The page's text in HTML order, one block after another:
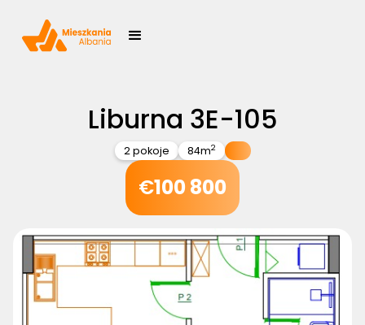
Liburna 3E-105
2 pokoje 84m2
€100 800